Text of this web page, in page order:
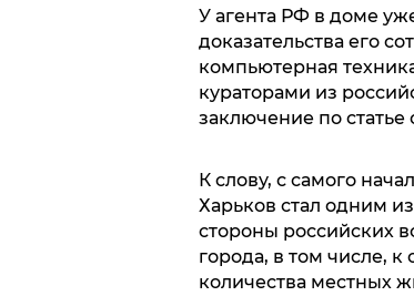
У агента РФ в доме
доказательства его
компьютерная
кураторами из
заключение по
К слову, с самого
Харьков стал одним
стороны российских
города, в том числе,
количества местных